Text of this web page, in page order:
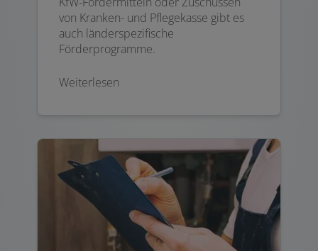
von Kranken- und Pflegekasse gibt es
auch länderspezifische
Förderprogramme.
Weiterlesen